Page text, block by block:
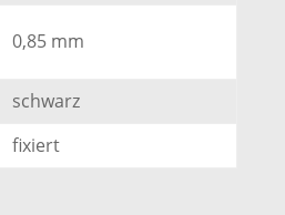
0,85 mm
schwarz
fixiert